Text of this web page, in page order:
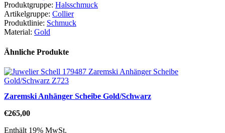
Produktgruppe: Halsschmuck
Artikelgruppe: Collier
Produktlinie: Schmuck
Material: Gold
Ähnliche Produkte
Zaremski Anhänger Scheibe Gold/Schwarz
€265,00
Enthält 19% MwSt.